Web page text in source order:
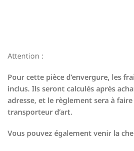
Attention :
Pour cette pièce d’envergure, les
inclus. Ils seront calculés après
adresse, et le règlement sera à
transporteur d’art.
Vous pouvez également venir la